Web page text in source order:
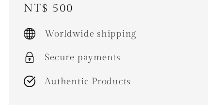
Regular
NT$ 500
Worldwide shipping
Secure payments
Authentic Products